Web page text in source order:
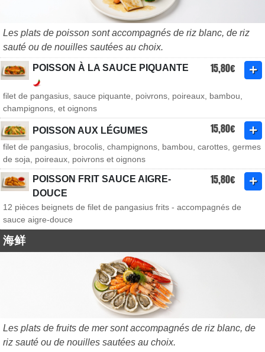
Les plats de poisson sont accompagnés de riz blanc, de riz
sauté ou de nouilles sautées au choix.
POISSON À LA SAUCE PIQUANTE 15,80€
filet de pangasius, sauce piquante, poivrons, poireaux, bambou,
champignons, et oignons
POISSON AUX LÉGUMES 15,80€
filet de pangasius, brocolis, champignons, bambou, carottes, germes
de soja, poireaux, poivrons et oignons
POISSON FRIT SAUCE AIGRE-
DOUCE
15,80€
12 pièces beignets de filet de pangasius frits - accompagnés de
sauce aigre-douce
海鲜
Les plats de fruits de mer sont accompagnés de riz blanc, de
riz sauté ou de nouilles sautées au choix.